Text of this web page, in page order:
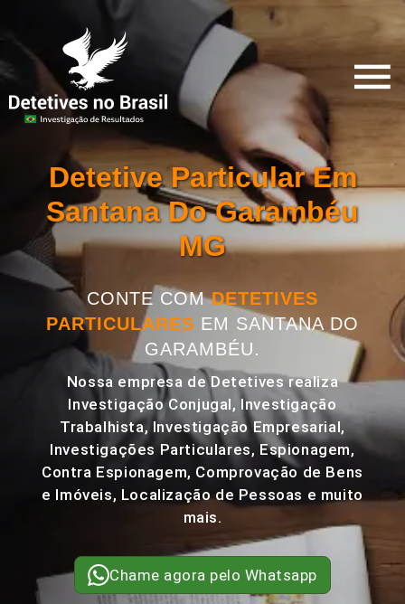
Detetive Particular Em
Santana Do Garambéu
MG
CONTE COMDETETIVES
PARTICULARES EM SANTANA DO
GARAMBÉU.
Nossa empresa de Detetives realiza
Investigação Conjugal, Investigação
Trabalhista, Investigação Empresarial,
Investigações Particulares, Espionagem,
Contra Espionagem, Comprovação de Bens
e Imóveis, Localização de Pessoas e muito
mais.
Chame agora pelo Whatsapp